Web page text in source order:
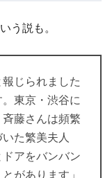
う説も。
報じられました
東京・渋谷に
藤さんは頻繁
た繁美夫人
アをバンバン
があります」